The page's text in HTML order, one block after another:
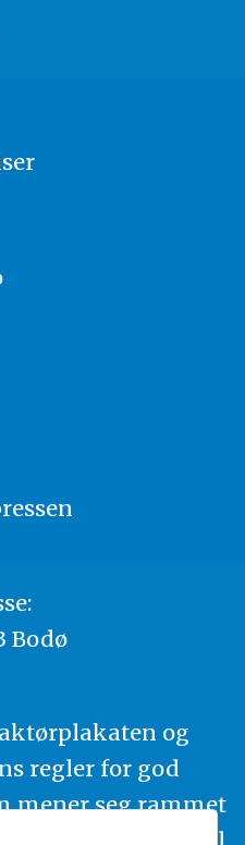
Bodø
og
regler for god
mener seg rammet